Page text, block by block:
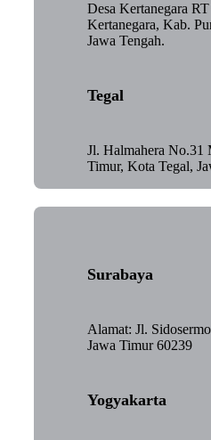
Desa Kertanegara
Kertanegara, Kab.
Jawa Tengah.
Tegal
Jl. Halmahera No.31
Timur, Kota Tegal,
Surabaya
Alamat: Jl.
Jawa Timur 60239
Yogyakarta